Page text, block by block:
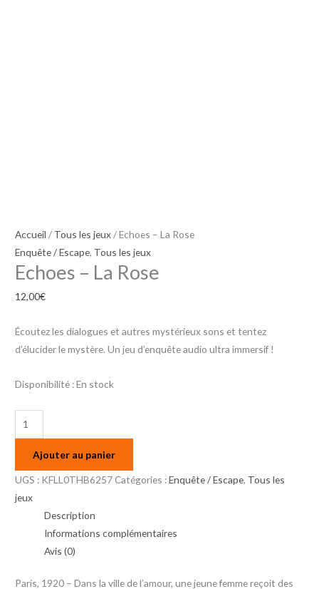
Accueil / Tous les jeux/ Echoes – La Rose
Enquête / Escape, Tous les jeux
Echoes – La Rose
12,00€
Écoutez les dialogues et autres mystérieux sons et tentez
d’élucider le mystère. Un jeu d’enquête audio ultra immersif !
Disponibilité :En stock
Ajouter au panier
UGS : KFLL0THB6257 Catégories :Enquête / Escape, Tous les
jeux
Description
Informations complémentaires
Avis (0)
Paris, 1920 – Dans la ville de l’amour, une jeune femme reçoit des